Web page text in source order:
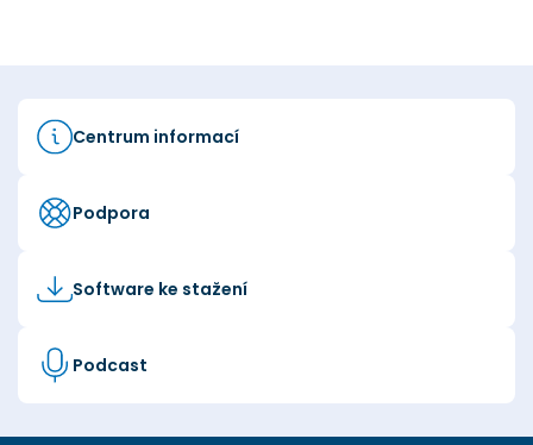
Centrum informací
Podpora
Software ke stažení
Podcast